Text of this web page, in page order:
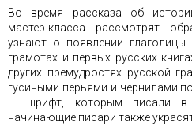
Во время рассказа об
мастер-класса рассмотрят
узнают о появлении
грамотах и первых русских
других премудростях русской
гусиными перьями и чернилами
— шрифт, которым писали в
начинающие писари также